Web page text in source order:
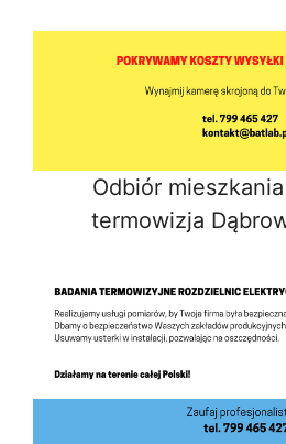
Odbiór
termowizja